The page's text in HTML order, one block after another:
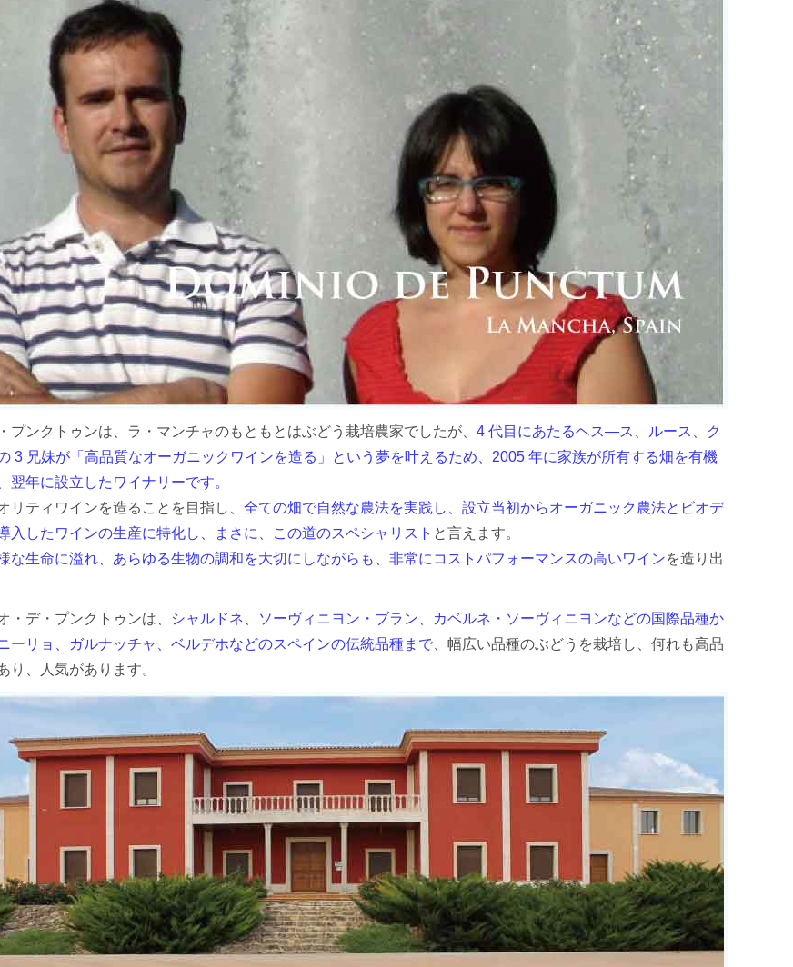
プンクトゥンは、ラ・マンチャのもともとはぶどう栽培農家でしたが、 4 代目にあたるヘス―ス、ルース、ク
3 兄妹が「高品質なオーガニックワインを造る」という夢を叶えるため、2005 年に家族が所有する畑を有機
翌年に設立したワイナリーです。
リティワインを造ることを目指し、 全ての畑で自然な農法を実践し、設立当初からオーガニック農法とビオデ
入したワインの生産に特化し、まさに、この道のスペシャリスト と言えます。
な生命に溢れ、あらゆる生物の調和を大切にしながらも、非常にコストパフォーマンスの高いワインを造り出
・デ・プンクトゥンは、
シャルドネ、ソーヴィニヨン・ブラン、カベルネ・ソーヴィニヨンなどの国際品種か
ーリョ、ガルナッチャ、ベルデホなどのスペインの伝統品種まで、 幅広い品種のぶどうを栽培し、何れも高品
り、人気があります。